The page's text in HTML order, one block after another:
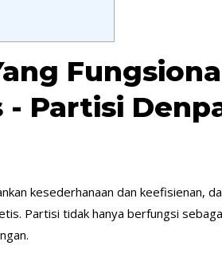
- Partisi
kesederhanaan dan keefisienan,
Partisi tidak hanya berfungsi